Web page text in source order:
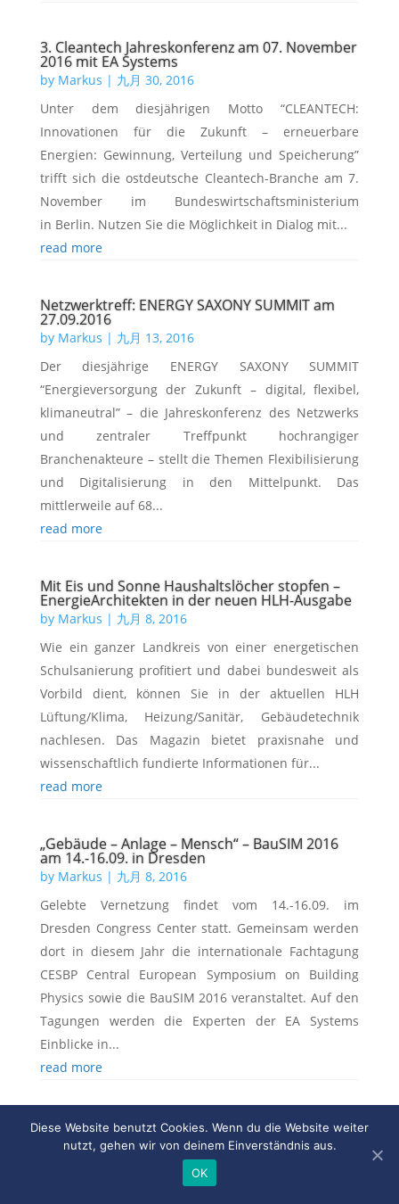
3. Cleantech Jahreskonferenz am 07. November
2016 mit EA Systems
by Markus | 九月 30, 2016
Unter dem diesjährigen Motto “CLEANTECH:
Innovationen für die Zukunft – erneuerbare
Energien: Gewinnung, Verteilung und Speicherung”
trifft sich die ostdeutsche Cleantech-Branche am 7.
November im Bundeswirtschaftsministerium
in Berlin. Nutzen Sie die Möglichkeit in Dialog mit...
read more
Netzwerktreff: ENERGY SAXONY SUMMIT am
27.09.2016
by Markus | 九月 13, 2016
Der diesjährige ENERGY SAXONY SUMMIT
“Energieversorgung der Zukunft – digital, flexibel,
klimaneutral” – die Jahreskonferenz des Netzwerks
und zentraler Treffpunkt hochrangiger
Branchenakteure – stellt die Themen Flexibilisierung
und Digitalisierung in den Mittelpunkt. Das
mittlerweile auf 68...
read more
Mit Eis und Sonne Haushaltslöcher stopfen –
EnergieArchitekten in der neuen HLH-Ausgabe
by Markus | 九月 8, 2016
Wie ein ganzer Landkreis von einer energetischen
Schulsanierung profitiert und dabei bundesweit als
Vorbild dient, können Sie in der aktuellen HLH
Lüftung/Klima, Heizung/Sanitär, Gebäudetechnik
nachlesen. Das Magazin bietet praxisnahe und
wissenschaftlich fundierte Informationen für...
read more
„Gebäude – Anlage – Mensch“ – BauSIM 2016
am 14.-16.09. in Dresden
by Markus | 九月 8, 2016
Gelebte Vernetzung findet vom 14.-16.09. im
Dresden Congress Center statt. Gemeinsam werden
dort in diesem Jahr die internationale Fachtagung
CESBP Central European Symposium on Building
Physics sowie die BauSIM 2016 veranstaltet. Auf den
Tagungen werden die Experten der EA Systems
Einblicke in...
read more
Erweiterte Fördermöglichkeiten der
Kommunalrichtlinie
Markus|
八月 29, 2016
Bis zum 30. September 2016 gelten die erweiterten
Diese Website benutzt Cookies. Wenn du die Website weiter
nutzt, gehen wir von deinem Einverständnis aus.
OK